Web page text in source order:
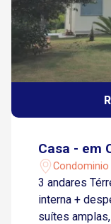
Casa - em
Serra/SP
3 andares Térreo - Sala + Cozinha - Lavanderia
interna +
suítes amplas, sendo: - 1